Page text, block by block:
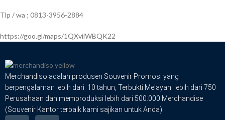
Tlp / wa ; 0813-3956-2884
https://goo.gl/maps/1QXviiWBQK22
Merchandiso adalah produsen Souvenir Promosi yang
berpengalaman lebih dari 10 tahun, Terbukti Melayani lebih dari 750
Perusahaan dan memproduksi lebih dari 500.000 Merchandise
(Souvenir Kantor terbaik kami sajikan untuk Anda).